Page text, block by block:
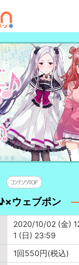
ウェブポン
2020/10/02 (金)
1 (日) 23:59
1回550円(税込)